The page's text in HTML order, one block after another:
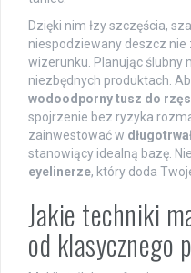
Dzięki nim łzy szczęścia,
niespodziewany deszcz
wizerunku. Planując ślubny
niezbędnych produktach.
wodoodporny tusz do rzęs
spojrzenie bez ryzyka
zainwestować w
stanowiący idealną bazę.
eyelinerze, który doda
Jakie techniki
od klasycznego